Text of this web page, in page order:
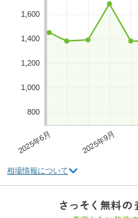
2025年6月 2025年9月
1,600
1,400
1,200
1,000
800
相場情報について